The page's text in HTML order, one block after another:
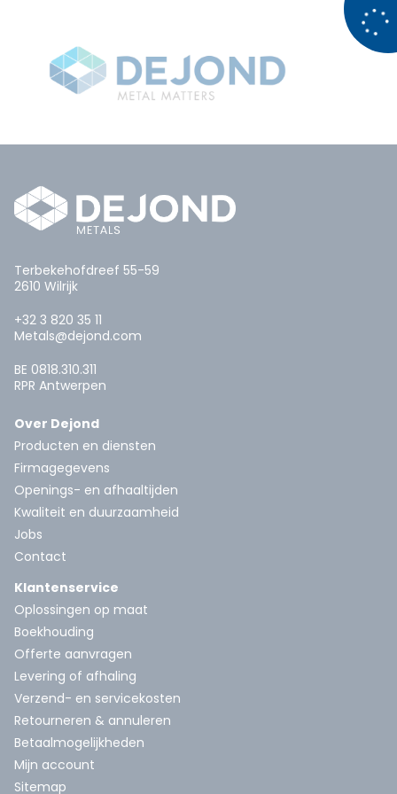
Terbekehofdreef 55-59
2610 Wilrijk
+32 3 820 35 11
Metals@dejond.com
BE 0818.310.311
RPR Antwerpen
Over Dejond
Producten en diensten
Firmagegevens
Openings- en afhaaltijden
Kwaliteit en duurzaamheid
Jobs
Contact
Klantenservice
Oplossingen op maat
Boekhouding
Offerte aanvragen
Levering of afhaling
Verzend- en servicekosten
Retourneren & annuleren
Betaalmogelijkheden
Mijn account
Sitemap